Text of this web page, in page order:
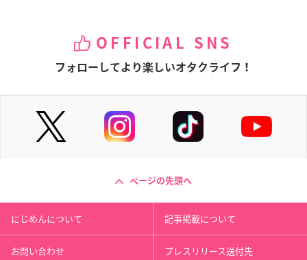
OFFICIAL SNS
フォローしてより楽しいオタクライフ！
ページの先頭へ
にじめんについて 記事掲載について
お問い合わせ プレスリリース送付先